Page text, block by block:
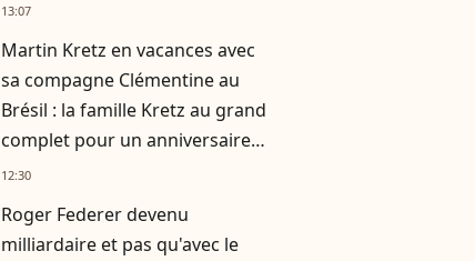
13:07
Martin Kretz en vacances avec
sa compagne Clémentine au
Brésil : la famille Kretz au grand
complet pour un anniversaire
très particulier
12:30
Roger Federer devenu
milliardaire et pas qu'avec le